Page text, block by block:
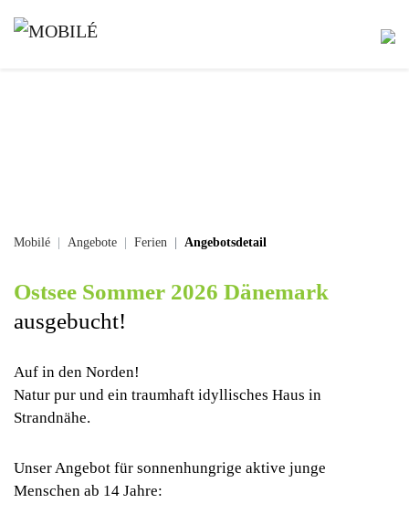
Mobilé Angebote Ferien Angebotsdetail
Ostsee Sommer 2026 Dänemark
ausgebucht!
Auf in den Norden!
Natur pur und ein traumhaft idyllisches Haus in
Strandnähe.
Unser Angebot für sonnenhungrige aktive junge
Menschen ab 14 Jahre: